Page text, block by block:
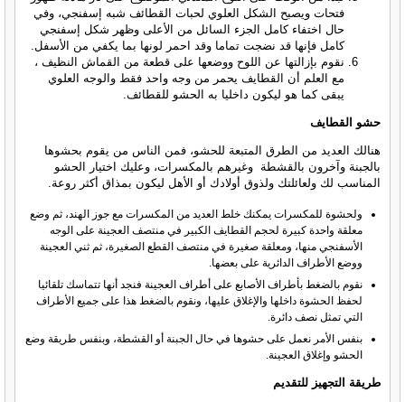
فتحات ويصبح الشكل العلوي لحبات القطائف شبه إسفنجي، وفي
حال اختفاء كامل الجزء السائل من الأعلى وظهر شكل إسفنجي
كامل فإنها قد نضجت تماما وقد احمر لونها بما يكفي من الأسفل.
نقوم بإزالتها عن اللوح ووضعها على قطعة من القماش النظيف ،
مع العلم أن القطايف يحمر من وجه واحد فقط والوجه العلوي
يبقى كما هو ليكون داخليا به الحشو للقطائف.
حشو القطايف
هنالك العديد من الطرق المتبعة للحشو، فمن الناس من يقوم بحشوها
بالجبنة وآخرون بالقشطة وغيرهم بالمكسرات، وعليك اختيار الحشو
المناسب لك ولعائلتك ولذوق أولادك أو الأهل ليكون بمذاق أكثر روعة.
ولحشوة للمكسرات يمكنك خلط العديد من المكسرات مع جوز الهند، ثم وضع
معلقة واحدة كبيرة لحجم القطايف الكبير في منتصف العجينة على الوجه
الأسفنجي منها، ومعلقة صغيرة في منتصف القطع الصغيرة، ثم ثني العجينة
ووضع الأطراف الدائرية على بعضها.
نقوم بالضغط بأطراف الأصابع على أطراف العجينة فنجد أنها تتماسك تلقائيا
لحفظ الحشوة داخلها والإغلاق عليها، ونقوم بالضغط هذا على جميع الأطراف
التي تمثل نصف دائرة.
بنفس الأمر نعمل على حشوها في حال الجبنة أو القشطة، وبنفس طريقة وضع
الحشو وإغلاق العجينة.
طريقة التجهيز للتقديم